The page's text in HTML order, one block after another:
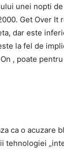
unei nopti
Get Over It
dar este
la fel de
, poate
ca o acuzare
tehnologiei